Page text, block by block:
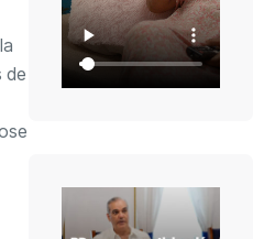
de